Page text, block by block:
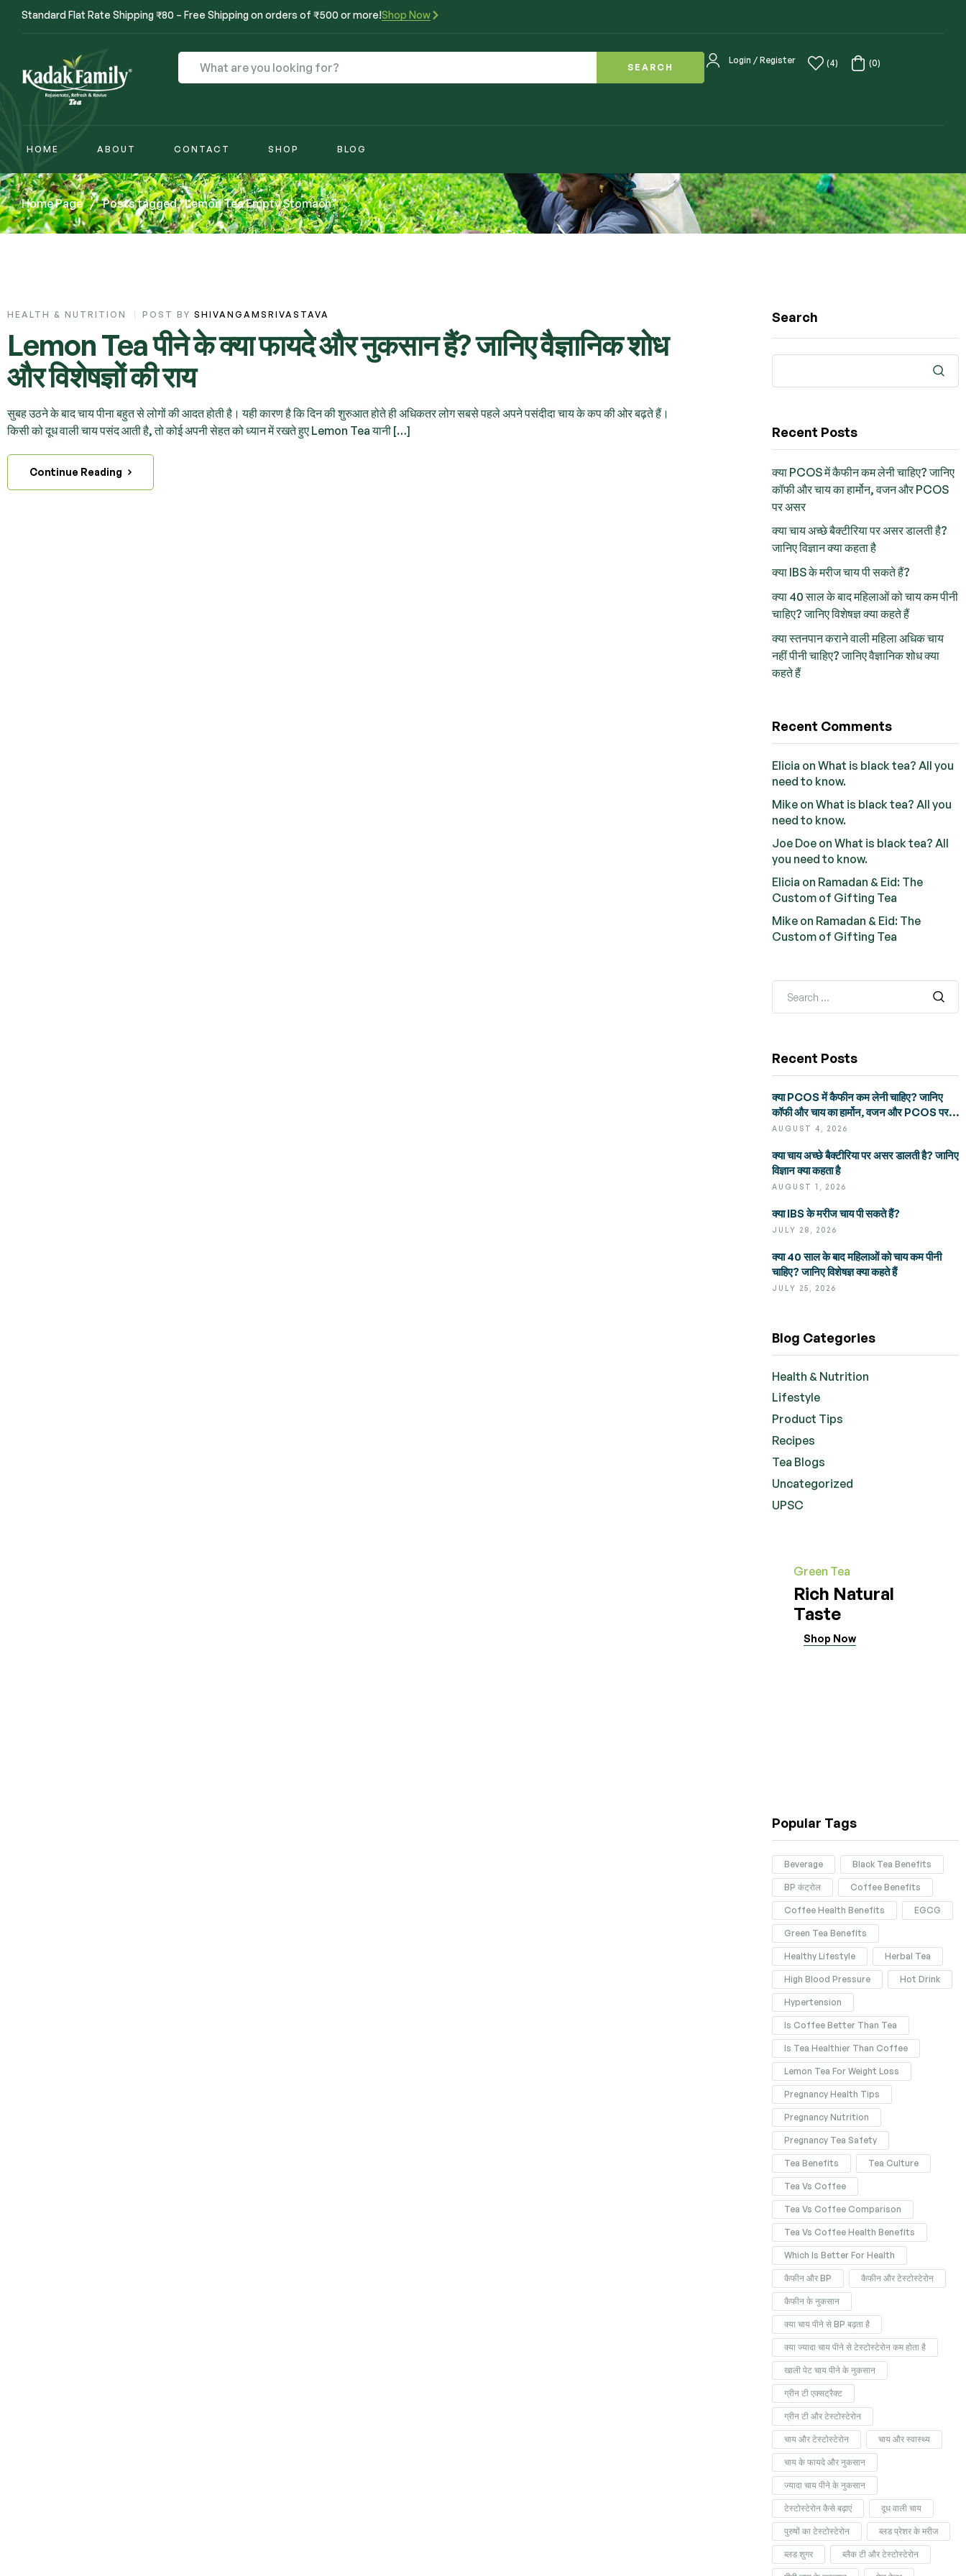
Standard Flat Rate Shipping ₹80 – Free Shipping on orders of ₹500 or more!Shop Now
SEARCH
Login / Register (4) (0)
HOME ABOUT CONTACT SHOP BLOG
Home Page / Posts tagged “Lemon Tea Empty Stomach”
HEALTH & NUTRITION POST BY SHIVANGAMSRIVASTAVA
Lemon Tea पीने के क्या फायदे और नुकसान हैं? जानिए वैज्ञानिक शोध
और विशेषज्ञों की राय
सुबह उठने के बाद चाय पीना बहुत से लोगों की आदत होती है। यही कारण है कि दिन की शुरुआत होते ही अधिकतर लोग सबसे पहले अपने पसंदीदा चाय के कप की ओर बढ़ते हैं।
किसी को दूध वाली चाय पसंद आती है, तो कोई अपनी सेहत को ध्यान में रखते हुए Lemon Tea यानी […]
Continue Reading
Search
Recent Posts
क्या PCOS में कैफीन कम लेनी चाहिए? जानिए
कॉफी और चाय का हार्मोन, वजन और PCOS
पर असर
क्या चाय अच्छे बैक्टीरिया पर असर डालती है?
जानिए विज्ञान क्या कहता है
क्या IBS के मरीज चाय पी सकते हैं?
क्या 40 साल के बाद महिलाओं को चाय कम पीनी
चाहिए? जानिए विशेषज्ञ क्या कहते हैं
क्या स्तनपान कराने वाली महिला अधिक चाय
नहीं पीनी चाहिए? जानिए वैज्ञानिक शोध क्या
कहते हैं
Recent Comments
Elicia on What is black tea? All you
need to know.
Mike on What is black tea? All you
need to know.
Joe Doe on What is black tea? All
you need to know.
Elicia on Ramadan & Eid: The
Custom of Gifting Tea
Mike on Ramadan & Eid: The
Custom of Gifting Tea
Recent Posts
AUGUST 4, 2026
क्या PCOS में कैफीन कम लेनी चाहिए? जानिए
कॉफी और चाय का हार्मोन, वजन और PCOS पर
असर
AUGUST 1, 2026
क्या चाय अच्छे बैक्टीरिया पर असर डालती है? जानिए
विज्ञान क्या कहता है
JULY 28, 2026
क्या IBS के मरीज चाय पी सकते हैं?
JULY 25, 2026
क्या 40 साल के बाद महिलाओं को चाय कम पीनी
चाहिए? जानिए विशेषज्ञ क्या कहते हैं
Blog Categories
Health & Nutrition
Lifestyle
Product Tips
Recipes
Tea Blogs
Uncategorized
UPSC
Green Tea
Rich Natural
Taste
Shop Now
Popular Tags
Beverage Black Tea Benefits
BP कंट्रोल Coffee Benefits
Coffee Health Benefits EGCG
Green Tea Benefits
Healthy Lifestyle Herbal Tea
High Blood Pressure Hot Drink
Hypertension
Is Coffee Better Than Tea
Is Tea Healthier Than Coffee
Lemon Tea For Weight Loss
Pregnancy Health Tips
Pregnancy Nutrition
Pregnancy Tea Safety
Tea Benefits Tea Culture
Tea Vs Coffee
Tea Vs Coffee Comparison
Tea Vs Coffee Health Benefits
Which Is Better For Health
कैफीन और BP कैफीन और टेस्टोस्टेरोन
कैफीन के नुकसान
क्या चाय पीने से BP बढ़ता है
क्या ज्यादा चाय पीने से टेस्टोस्टेरोन कम होता है
खाली पेट चाय पीने के नुकसान
ग्रीन टी एक्सट्रैक्ट
ग्रीन टी और टेस्टोस्टेरोन
चाय और टेस्टोस्टेरोन चाय और स्वास्थ्य
चाय के फायदे और नुकसान
ज्यादा चाय पीने के नुकसान
टेस्टोस्टेरोन कैसे बढ़ाएं दूध वाली चाय
पुरुषों का टेस्टोस्टेरोन ब्लड प्रेशर के मरीज
ब्लड शुगर ब्लैक टी और टेस्टोस्टेरोन